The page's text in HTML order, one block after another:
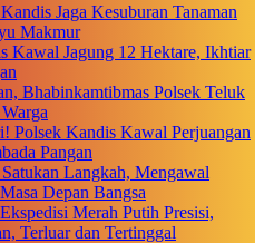
Jaga Kesuburan Tanaman
Makmur
Kawal Jagung 12 Hektare, Ikhtiar
Bhabinkamtibmas Polsek Teluk
Polsek Kandis Kawal Perjuangan
Pangan
Langkah, Mengawal
Depan Bangsa
Merah Putih Presisi,
Terluar dan Tertinggal